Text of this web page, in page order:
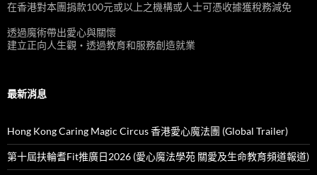
在香港對本團捐款100元或以上之機構或人士可憑收據獲稅務減免
透過魔術帶出愛心與關懷
建立正向人生觀‧透過教育和服務創造就業
最新消息
Hong Kong Caring Magic Circus 香港愛心魔法團 (Global Trailer)
第十屆扶輪耆Fit推廣日2026 (愛心魔法學苑 關愛及生命教育頻道報道)